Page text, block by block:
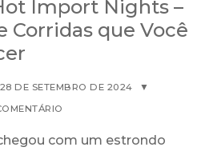
Import Nights –
Corridas que Você
28 DE SETEMBRO DE 2024
▼
com um estrondo